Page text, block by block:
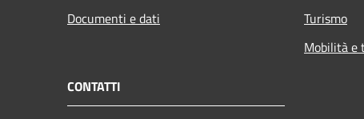
Documenti e dati
Turismo
Mobilità e
CONTATTI